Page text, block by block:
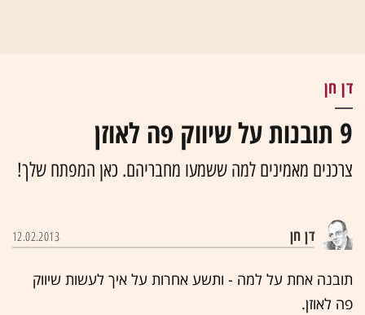
דן חן
9 תובנות על שיווק פה לאוזן
צרכנים מאמינים למה ששמעו מחבריהם. כאן המפתח שלך!
דן חן 12.02.2013
תובנה אחת על למה - ותשע אחרות על איך לעשות שיווק
פה לאוזן.